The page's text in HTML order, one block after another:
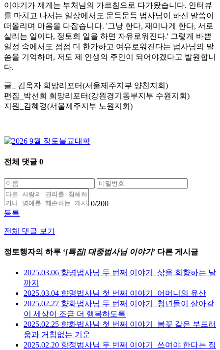
이야기가 제게는 부처님의 가르침으로 다가왔습니다. 인터뷰
를 마치고 나서는 일상에서도 문득문득 법사님이 하신 말씀이
떠올리며 마음을 다잡습니다. '그냥 한다, 재미나게 한다, 서로
살리는 일이다, 정토회 일을 하면 자유로워진다.' 그렇게 바쁜
일정 속에서도 점점 더 한가하고 여유로워진다는 법사님의 말
씀을 기억하며, 저도 제 인생의 주인이 되어야겠다고 발원합니
다.
글_ 김옥자 희망리포터(서울제주지부 양천지회)
편집_박선희 희망리포터(강원경기동부지부 수원지회)
지원_김혜경(서울제주지부 노원지회)
전체 댓글 0
0/200
등록
전체 댓글 보기
정토행자의 하루 ‘[특집] 대중법사님 이야기’ 다른 게시글
2025.03.06 향명법사님 두 번째 이야기_삶을 회향하는 날
까지
2025.03.04 향명법사님 첫 번째 이야기_어머니의 유산
2025.02.27 향화법사님 두 번째 이야기_청년들이 살아갈
이 세상이 조금 더 행복하도록
2025.02.25 향화법사님 첫 번째 이야기_봄꽃 같은 부드러
움과 거침없는 기운
2025.02.20 향정법사님 두 번째 이야기_쓰여야 한다는 집